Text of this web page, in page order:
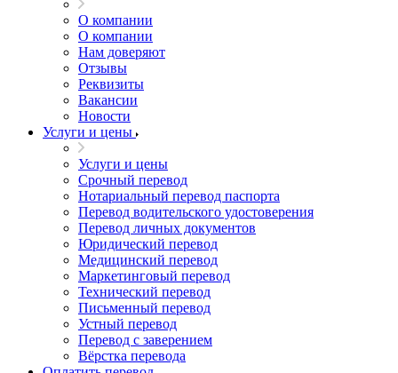
О компании
О компании
Нам доверяют
Отзывы
Реквизиты
Вакансии
Новости
Услуги и цены
Услуги и цены
Срочный перевод
Нотариальный перевод паспорта
Перевод водительского удостоверения
Перевод личных документов
Юридический перевод
Медицинский перевод
Маркетинговый перевод
Технический перевод
Письменный перевод
Устный перевод
Перевод с заверением
Вёрстка перевода